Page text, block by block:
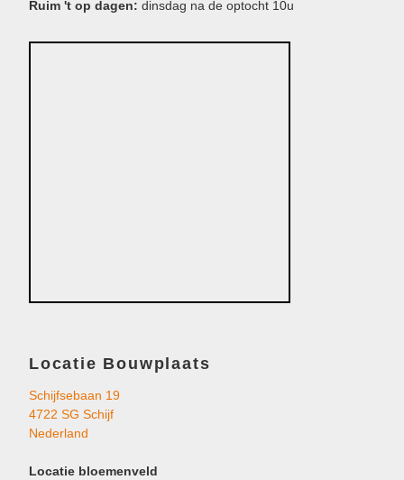
Ruim 't op dagen: dinsdag na de optocht 10u
Locatie Bouwplaats
Schijfsebaan 19
4722 SG Schijf
Nederland
Locatie bloemenveld